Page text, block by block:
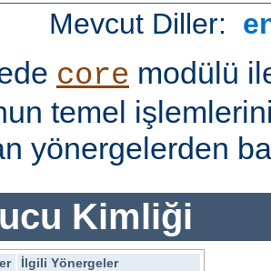
Mevcut Diller:
core modülü
temel
yönergelerden
Kimliği
İlgili Yönergeler